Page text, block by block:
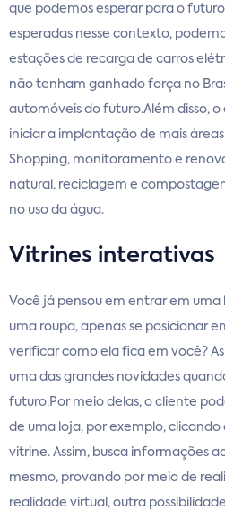
que podemos esperar para o
esperadas nesse contexto,
estações de recarga de carros
não tenham ganhado força no
automóveis do futuro.Além disso,
iniciar a implantação de mais
Shopping, monitoramento e
natural, reciclagem e
no uso da água.
Vitrines interativas
Você já pensou em entrar em
uma roupa, apenas se posicionar
verificar como ela fica em você?
uma das grandes novidades
futuro.Por meio delas, o cliente
de uma loja, por exemplo,
vitrine. Assim, busca informações
mesmo, provando por meio de
realidade virtual, outra